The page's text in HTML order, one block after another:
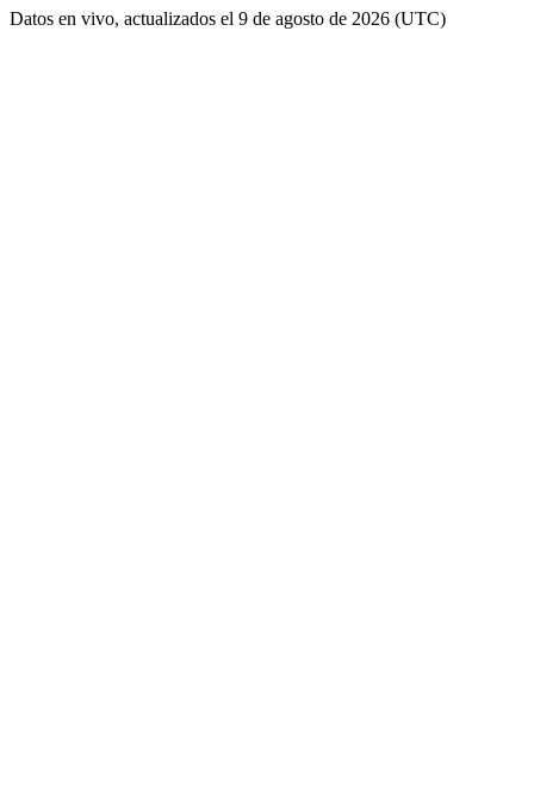
Datos en vivo, actualizados el 9 de agosto de 2026 (UTC)